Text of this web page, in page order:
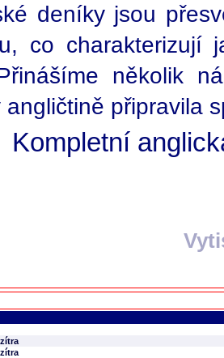
deníky jsou
co charakterizují
několik
připravila
Kompletní